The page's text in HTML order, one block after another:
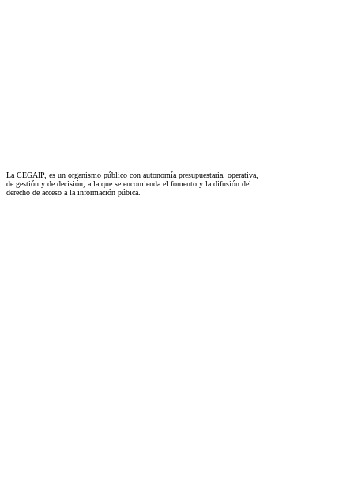
La CEGAIP, es un organismo público con autonomía presupuestaria, operativa,
de gestión y de decisión, a la que se encomienda el fomento y la difusión del
derecho de acceso a la información púbica.